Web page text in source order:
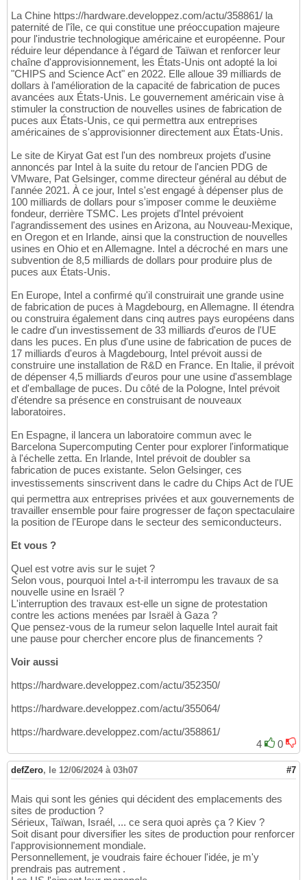
La Chine https://hardware.developpez.com/actu/358861/ la
paternité de l'île, ce qui constitue une préoccupation majeure
pour l'industrie technologique américaine et européenne. Pour
réduire leur dépendance à l'égard de Taïwan et renforcer leur
chaîne d'approvisionnement, les États-Unis ont adopté la loi
"CHIPS and Science Act" en 2022. Elle alloue 39 milliards de
dollars à l'amélioration de la capacité de fabrication de puces
avancées aux États-Unis. Le gouvernement américain vise à
stimuler la construction de nouvelles usines de fabrication de
puces aux États-Unis, ce qui permettra aux entreprises
américaines de s'approvisionner directement aux États-Unis.
Le site de Kiryat Gat est l'un des nombreux projets d'usine
annoncés par Intel à la suite du retour de l'ancien PDG de
VMware, Pat Gelsinger, comme directeur général au début de
l'année 2021. À ce jour, Intel s'est engagé à dépenser plus de
100 milliards de dollars pour s'imposer comme le deuxième
fondeur, derrière TSMC. Les projets d'Intel prévoient
l'agrandissement des usines en Arizona, au Nouveau-Mexique,
en Oregon et en Irlande, ainsi que la construction de nouvelles
usines en Ohio et en Allemagne. Intel a décroché en mars une
subvention de 8,5 milliards de dollars pour produire plus de
puces aux États-Unis.
En Europe, Intel a confirmé qu'il construirait une grande usine
de fabrication de puces à Magdebourg, en Allemagne. Il étendra
ou construira également dans cinq autres pays européens dans
le cadre d'un investissement de 33 milliards d'euros de l'UE
dans les puces. En plus d'une usine de fabrication de puces de
17 milliards d'euros à Magdebourg, Intel prévoit aussi de
construire une installation de R&D en France. En Italie, il prévoit
de dépenser 4,5 milliards d'euros pour une usine d'assemblage
et d'emballage de puces. Du côté de la Pologne, Intel prévoit
d'étendre sa présence en construisant de nouveaux
laboratoires.
En Espagne, il lancera un laboratoire commun avec le
Barcelona Supercomputing Center pour explorer l'informatique
à l'échelle zetta. En Irlande, Intel prévoit de doubler sa
fabrication de puces existante. Selon Gelsinger, ces
investissements sinscrivent dans le cadre du Chips Act de l'UE
qui permettra aux entreprises privées et aux gouvernements de
travailler ensemble pour faire progresser de façon spectaculaire
la position de l'Europe dans le secteur des semiconducteurs.
Et vous ?
Quel est votre avis sur le sujet ?
Selon vous, pourquoi Intel a-t-il interrompu les travaux de sa
nouvelle usine en Israël ?
L'interruption des travaux est-elle un signe de protestation
contre les actions menées par Israël à Gaza ?
Que pensez-vous de la rumeur selon laquelle Intel aurait fait
une pause pour chercher encore plus de financements ?
Voir aussi
https://hardware.developpez.com/actu/352350/
https://hardware.developpez.com/actu/355064/
https://hardware.developpez.com/actu/358861/
4
0
defZero, le 12/06/2024 à 03h07 #7
Mais qui sont les génies qui décident des emplacements des
sites de production ?
Sérieux, Taïwan, Israél, ... ce sera quoi après ça ? Kiev ?
Soit disant pour diversifier les sites de production pour renforcer
l'approvisionnement mondiale.
Personnellement, je voudrais faire échouer l'idée, je m'y
prendrais pas autrement .